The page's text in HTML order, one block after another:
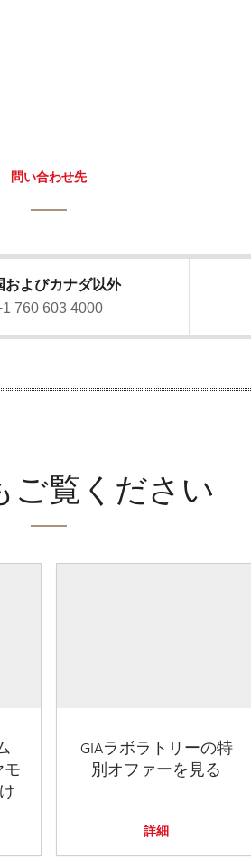
問い合わせ先
およびカナダ以外
760 603 4000
ご覧ください
モ
GIAラボラトリーの特
別オファーを見る
詳細